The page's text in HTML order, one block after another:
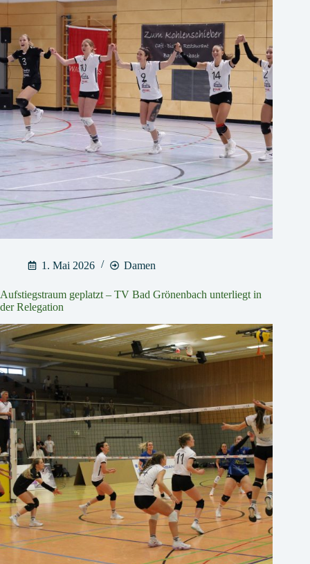
1. Mai 2026 Damen
Aufstiegstraum geplatzt – TV Bad Grönenbach unterliegt in
der Relegation